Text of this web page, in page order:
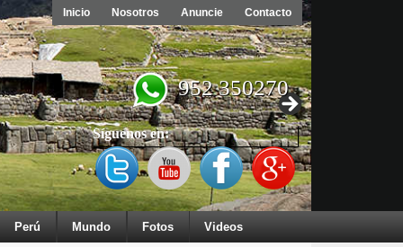
Inicio Nosotros Anuncie Contacto
952 350270
Síguenos en:
Perú Mundo Fotos Videos